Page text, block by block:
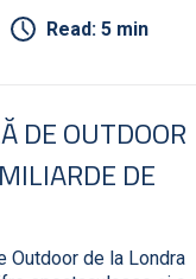
Read: 5 min
DE OUTDOOR
DE
Outdoor de la Londra